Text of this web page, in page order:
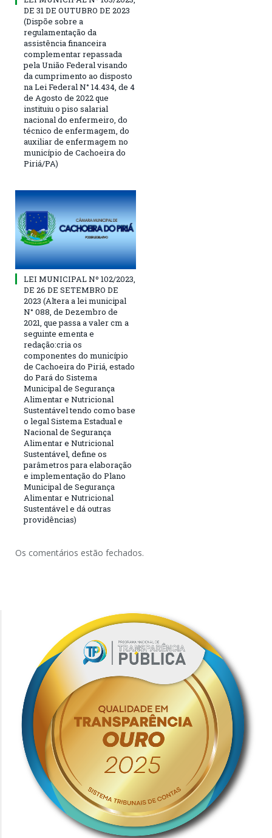
DE 31 DE OUTUBRO DE 2023
(Dispõe sobre a
regulamentação da
assistência financeira
complementar repassada
pela União Federal visando
da cumprimento ao disposto
na Lei Federal N° 14.434, de 4
de Agosto de 2022 que
instituiu o piso salarial
nacional do enfermeiro, do
técnico de enfermagem, do
auxiliar de enfermagem no
município de Cachoeira do
Piriá/PA)
LEI MUNICIPAL Nº 102/2023,
DE 26 DE SETEMBRO DE
2023 (Altera a lei municipal
N° 088, de Dezembro de
2021, que passa a valer cm a
seguinte ementa e
redação:cria os
componentes do município
de Cachoeira do Piriá, estado
do Pará do Sistema
Municipal de Segurança
Alimentar e Nutricional
Sustentável tendo como base
o legal Sistema Estadual e
Nacional de Segurança
Alimentar e Nutricional
Sustentável, define os
parâmetros para elaboração
e implementação do Plano
Municipal de Segurança
Alimentar e Nutricional
Sustentável e dá outras
providências)
Os comentários estão fechados.